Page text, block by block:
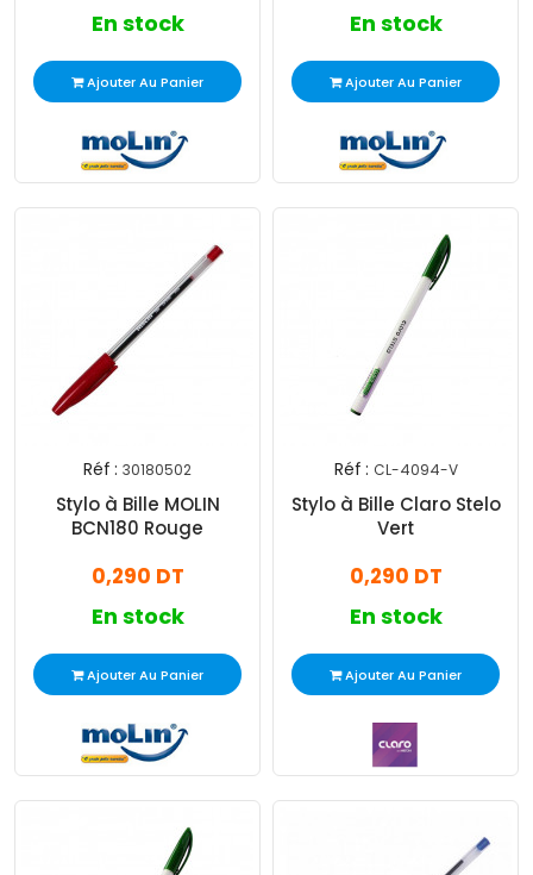
En stock
Ajouter Au Panier
En stock
Ajouter Au Panier
Réf : 30180502
Stylo à Bille MOLIN
BCN180 Rouge
0,290 DT
En stock
Ajouter Au Panier
Réf : CL-4094-V
Stylo à Bille Claro Stelo
Vert
0,290 DT
En stock
Ajouter Au Panier